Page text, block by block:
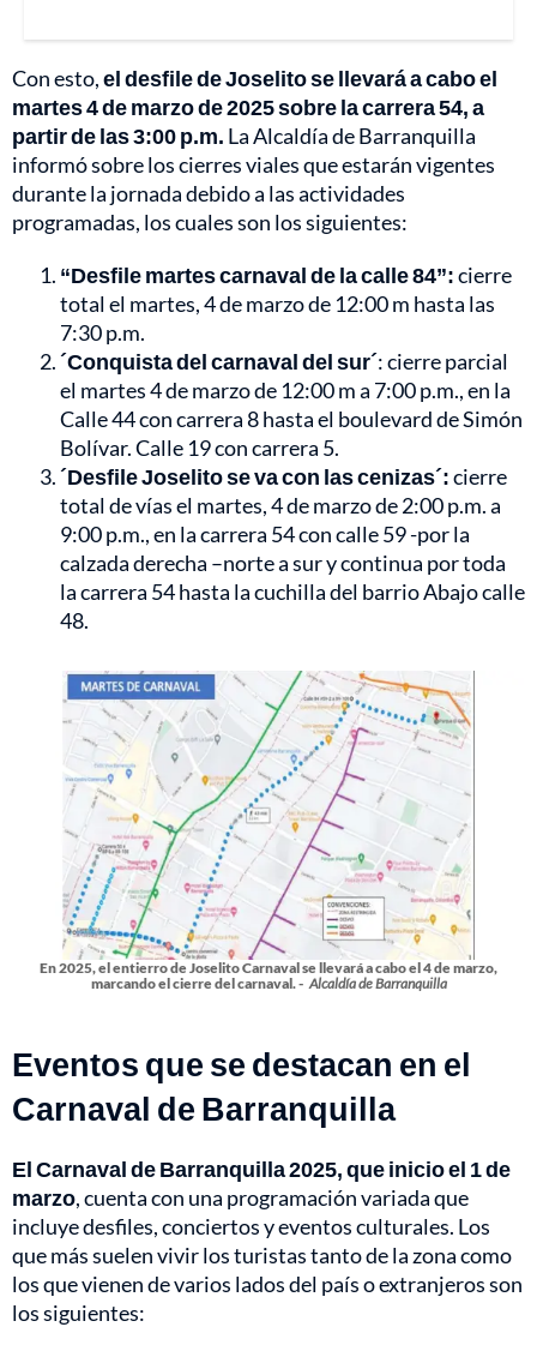
Con esto,el desfile de Joselito se llevará a cabo el
martes 4 de marzo de 2025 sobre la carrera 54, a
partir de las 3:00 p.m. La Alcaldía de Barranquilla
informó sobre los cierres viales que estarán vigentes
durante la jornada debido a las actividades
programadas, los cuales son los siguientes:
“Desfile martes carnaval de la calle 84”:cierre
total el martes, 4 de marzo de 12:00 m hasta las
7:30 p.m.
´Conquista del carnaval del sur´: cierre parcial
el martes 4 de marzo de 12:00 m a 7:00 p.m., en la
Calle 44 con carrera 8 hasta el boulevard de Simón
Bolívar. Calle 19 con carrera 5.
´Desfile Joselito se va con las cenizas´:cierre
total de vías el martes, 4 de marzo de 2:00 p.m. a
9:00 p.m., en la carrera 54 con calle 59 -por la
calzada derecha –norte a sur y continua por toda
la carrera 54 hasta la cuchilla del barrio Abajo calle
48.
En 2025, el entierro de Joselito Carnaval se llevará a cabo el 4 de marzo,
marcando el cierre del carnaval. - Alcaldía de Barranquilla
Eventos que se destacan en el
Carnaval de Barranquilla
El Carnaval de Barranquilla 2025, que inicio el 1 de
marzo, cuenta con una programación variada que
incluye desfiles, conciertos y eventos culturales. Los
que más suelen vivir los turistas tanto de la zona como
los que vienen de varios lados del país o extranjeros son
los siguientes: